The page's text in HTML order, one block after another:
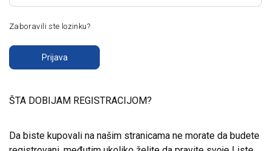
Zaboravili ste lozinku?
Prijava
ŠTA DOBIJAM REGISTRACIJOM?
Da biste kupovali na našim stranicama ne morate da budete